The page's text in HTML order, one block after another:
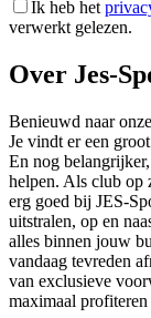
Ik heb het
verwerkt gelezen.
Over Jes-
Benieuwd naar
Je vindt er een
En nog
helpen. Als club op
erg goed bij JES-
uitstralen, op en
alles binnen jouw
vandaag tevreden
van exclusieve
maximaal